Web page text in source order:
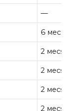
—
6
2
2
2
2